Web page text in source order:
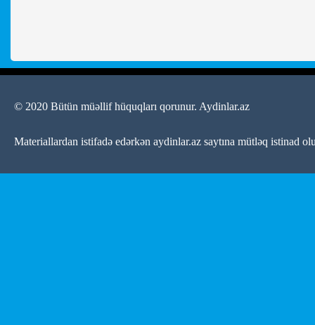
© 2020 Bütün müəllif hüquqları qorunur. Aydinlar.az
Materiallardan istifadə edərkən aydinlar.az saytına mütləq istinad